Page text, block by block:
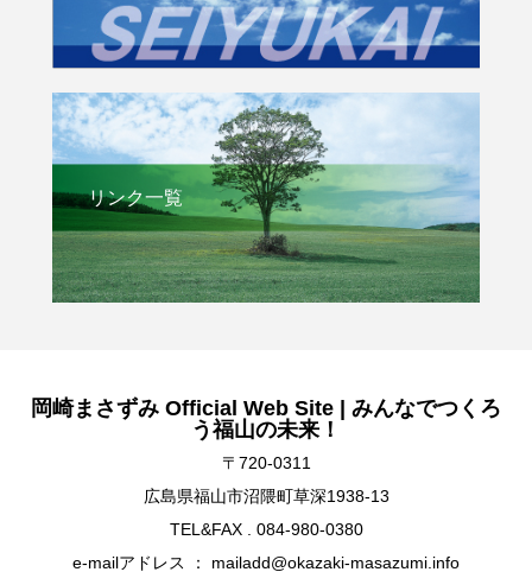
リンク一覧
岡崎まさずみ Official Web Site | みんなでつくろ
う福山の未来！
〒720-0311
広島県福山市沼隈町草深1938-13
TEL&FAX . 084-980-0380
e-mailアドレス ： mailadd@okazaki-masazumi.info